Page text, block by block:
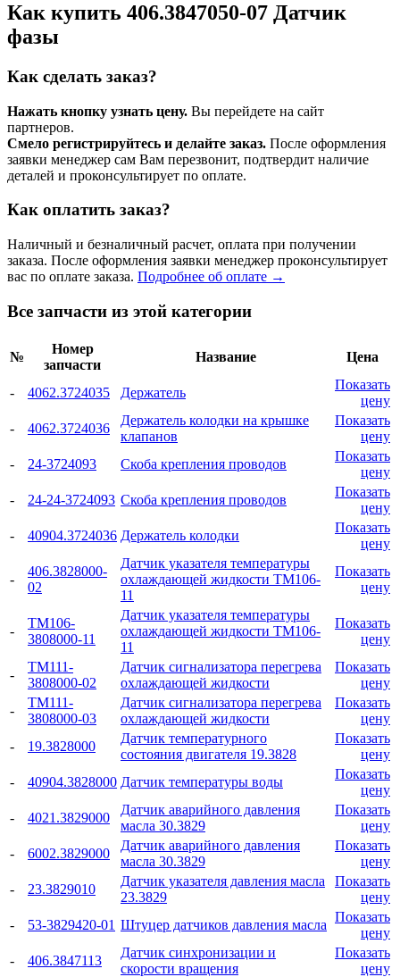
Как купить 406.3847050-07 Датчик
фазы
Как сделать заказ?
Нажать кнопку узнать цену. Вы перейдете на сайт
партнеров.
Смело регистрируйтесь и делайте заказ. После оформления
заявки менеджер сам Вам перезвонит, подтвердит наличие
деталей и проконсультирует по оплате.
Как оплатить заказ?
Наличный и безналичный расчет, оплата при получении
заказа. После оформления заявки менеджер проконсультирует
вас по оплате заказа. Подробнее об оплате →
Все запчасти из этой категории
№
Номер
запчасти
Название Цена
- 4062.3724035 Держатель
Показать
цену
-
4062.3724036
Держатель колодки на крышке
клапанов
Показать
цену
-
24-3724093 Скоба крепления проводов
Показать
цену
-
24-24-3724093 Скоба крепления проводов
Показать
цену
-
40904.3724036 Держатель колодки
Показать
цену
-
406.3828000-
02
Датчик указателя температуры
охлаждающей жидкости ТМ106-
11
Показать
цену
-
ТМ106-
3808000-11
Датчик указателя температуры
охлаждающей жидкости ТМ106-
11
Показать
цену
-
ТМ111-
3808000-02
Датчик сигнализатора перегрева
охлаждающей жидкости
Показать
цену
-
ТМ111-
3808000-03
Датчик сигнализатора перегрева
охлаждающей жидкости
Показать
цену
-
19.3828000
Датчик температурного
состояния двигателя 19.3828
Показать
цену
-
40904.3828000 Датчик температуры воды
Показать
цену
-
4021.3829000
Датчик аварийного давления
масла 30.3829
Показать
цену
-
6002.3829000
Датчик аварийного давления
масла 30.3829
Показать
цену
-
23.3829010
Датчик указателя давления масла
23.3829
Показать
цену
-
53-3829420-01 Штуцер датчиков давления масла
Показать
цену
-
406.3847113
Датчик синхронизации и
скорости вращения
Показать
цену